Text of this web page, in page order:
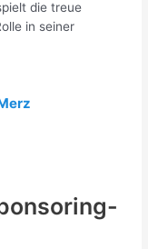
die treue
in seiner